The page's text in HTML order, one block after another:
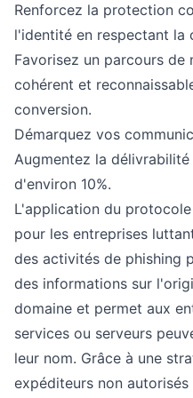
Renforcez la protection
l'identité en respectant la
Favorisez un parcours de
cohérent et
conversion.
Démarquez vos
Augmentez la
d'environ 10%.
L'application du
pour les entreprises
des activités de phishing
des informations sur
domaine et permet aux
services ou serveurs
leur nom. Grâce à une
expéditeurs non